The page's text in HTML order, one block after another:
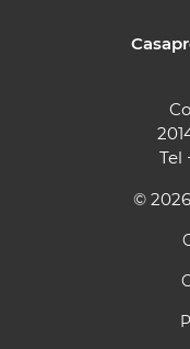
Tel
©